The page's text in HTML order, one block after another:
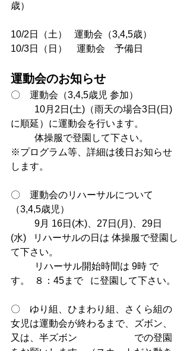
歳）
10/2日（土）   運動会（3,4,5歳）
10/3日（日）　運動会　予備日
運動会のお知らせ
〇　運動会（3,4,5歳児 参加）
に順延）に運動会を行います。
※プログラム等、詳細は後日お知らせ
します。
〇　運動会のリハーサルについて
（3,4,5歳児）
9月 16日(木)、27日(月)、29日
(水)   リハーサルの日は 体操服で登園し
て下さい。
す。	８：45まで   に登園して下さい。
〇　ゆり組、ひまわり組、さくら組の
女児は運動会が終わるまで、ズボン、
又は、半ズボン　　　　　　での登園